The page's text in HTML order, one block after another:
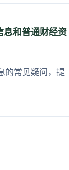
息和普通财经资
的常见疑问，提